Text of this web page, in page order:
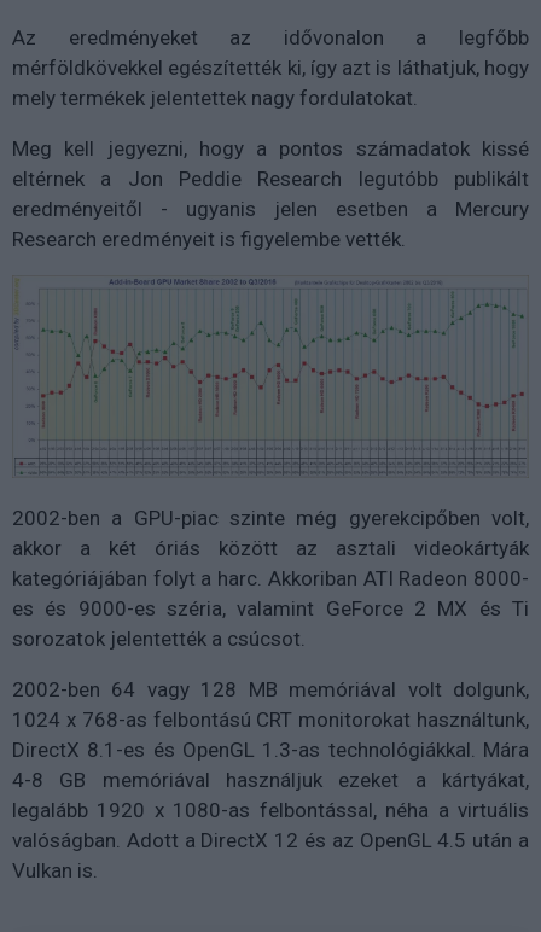
Az eredményeket az idővonalon a legfőbb
mérföldkövekkel egészítették ki, így azt is láthatjuk, hogy
mely termékek jelentettek nagy fordulatokat.
Meg kell jegyezni, hogy a pontos számadatok kissé
eltérnek a Jon Peddie Research legutóbb publikált
eredményeitől - ugyanis jelen esetben a Mercury
Research eredményeit is figyelembe vették.
2002-ben a GPU-piac szinte még gyerekcipőben volt,
akkor a két óriás között az asztali videokártyák
kategóriájában folyt a harc. Akkoriban ATI Radeon 8000-
es és 9000-es széria, valamint GeForce 2 MX és Ti
sorozatok jelentették a csúcsot.
2002-ben 64 vagy 128 MB memóriával volt dolgunk,
1024 x 768-as felbontású CRT monitorokat használtunk,
DirectX 8.1-es és OpenGL 1.3-as technológiákkal. Mára
4-8 GB memóriával használjuk ezeket a kártyákat,
legalább 1920 x 1080-as felbontással, néha a virtuális
valóságban. Adott a DirectX 12 és az OpenGL 4.5 után a
Vulkan is.